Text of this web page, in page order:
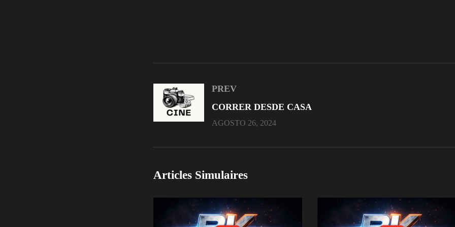
PREV
CORRER DESDE CASA
AGOSTO 26, 2024
Articles Simulaires